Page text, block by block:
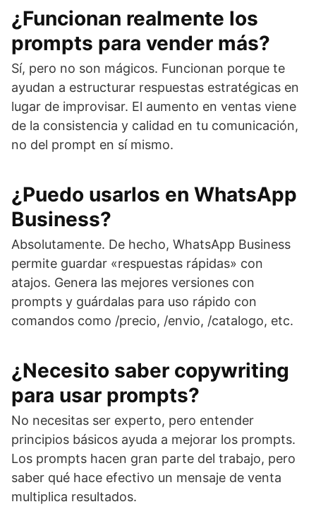
¿Funcionan realmente los
prompts para vender más?
Sí, pero no son mágicos. Funcionan porque te
ayudan a estructurar respuestas estratégicas en
lugar de improvisar. El aumento en ventas viene
de la consistencia y calidad en tu comunicación,
no del prompt en sí mismo.
¿Puedo usarlos en WhatsApp
Business?
Absolutamente. De hecho, WhatsApp Business
permite guardar «respuestas rápidas» con
atajos. Genera las mejores versiones con
prompts y guárdalas para uso rápido con
comandos como /precio, /envio, /catalogo, etc.
¿Necesito saber copywriting
para usar prompts?
No necesitas ser experto, pero entender
principios básicos ayuda a mejorar los prompts.
Los prompts hacen gran parte del trabajo, pero
saber qué hace efectivo un mensaje de venta
multiplica resultados.